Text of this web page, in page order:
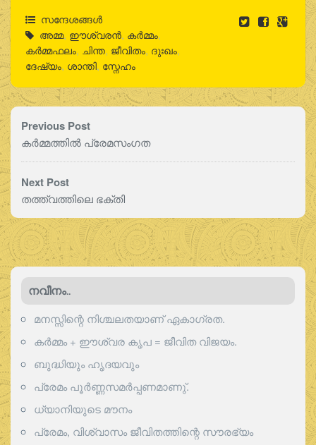
സന്ദേശങ്ങൾ
അമ്മ, ഈശ്വരന്‍, കര്‍മ്മം,
കര്‍മ്മഫലം, ചിന്ത, ജീവിതം, ദുഃഖം,
ദേഷ്യം, ശാന്തി, സ്നേഹം
Previous Post
കര്‍മ്മത്തില്‍ പ്രേമസംഗത
Next Post
തത്ത്വത്തിലെ ഭക്തി
നവീനം..
മനസ്സിന്റെ നിശ്ചലതയാണ് ഏകാഗ്രത.
കർമ്മം + ഈശ്വര കൃപ = ജീവിത വിജയം.
ബുദ്ധിയും ഹൃദയവും
പ്രേമം പൂര്‍ണ്ണസമര്‍പ്പണമാണു്.
ധ്യാനിയുടെ മൗനം
പ്രേമം, വിശ്വാസം ജീവിതത്തിന്റെ സൗരഭ്യം